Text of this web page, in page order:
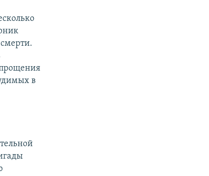
прощения
в